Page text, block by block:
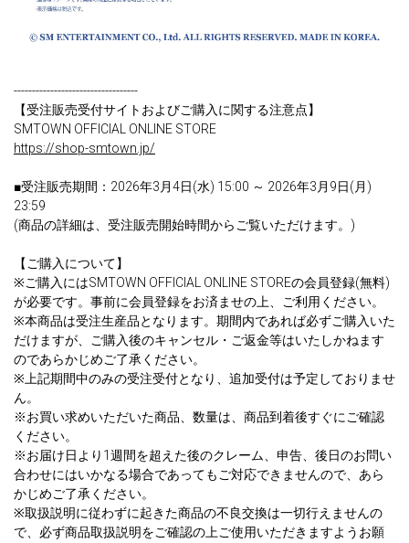
----------------------------------
【受注販売受付サイトおよびご購入に関する注意点】
SMTOWN OFFICIAL ONLINE STORE
https://shop-smtown.jp/
■受注販売期間：2026年3月4日(水) 15:00 ～ 2026年3月9日(月)
23:59
(商品の詳細は、受注販売開始時間からご覧いただけます。)
【ご購入について】
※ご購入にはSMTOWN OFFICIAL ONLINE STOREの会員登録(無料)
が必要です。事前に会員登録をお済ませの上、ご利用ください。
※本商品は受注生産品となります。期間内であれば必ずご購入いた
だけますが、ご購入後のキャンセル・ご返金等はいたしかねます
のであらかじめご了承ください。
※上記期間中のみの受注受付となり、追加受付は予定しておりませ
ん。
※お買い求めいただいた商品、数量は、商品到着後すぐにご確認
ください。
※お届け日より1週間を超えた後のクレーム、申告、後日のお問い
合わせにはいかなる場合であってもご対応できませんので、あら
かじめご了承ください。
※取扱説明に従わずに起きた商品の不良交換は一切行えませんの
で、必ず商品取扱説明をご確認の上ご使用いただきますようお願